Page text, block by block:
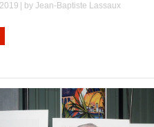
| by Jean-Baptiste Lassaux